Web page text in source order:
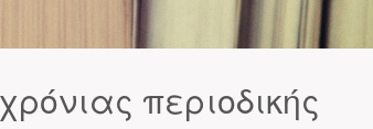
περιοδικής